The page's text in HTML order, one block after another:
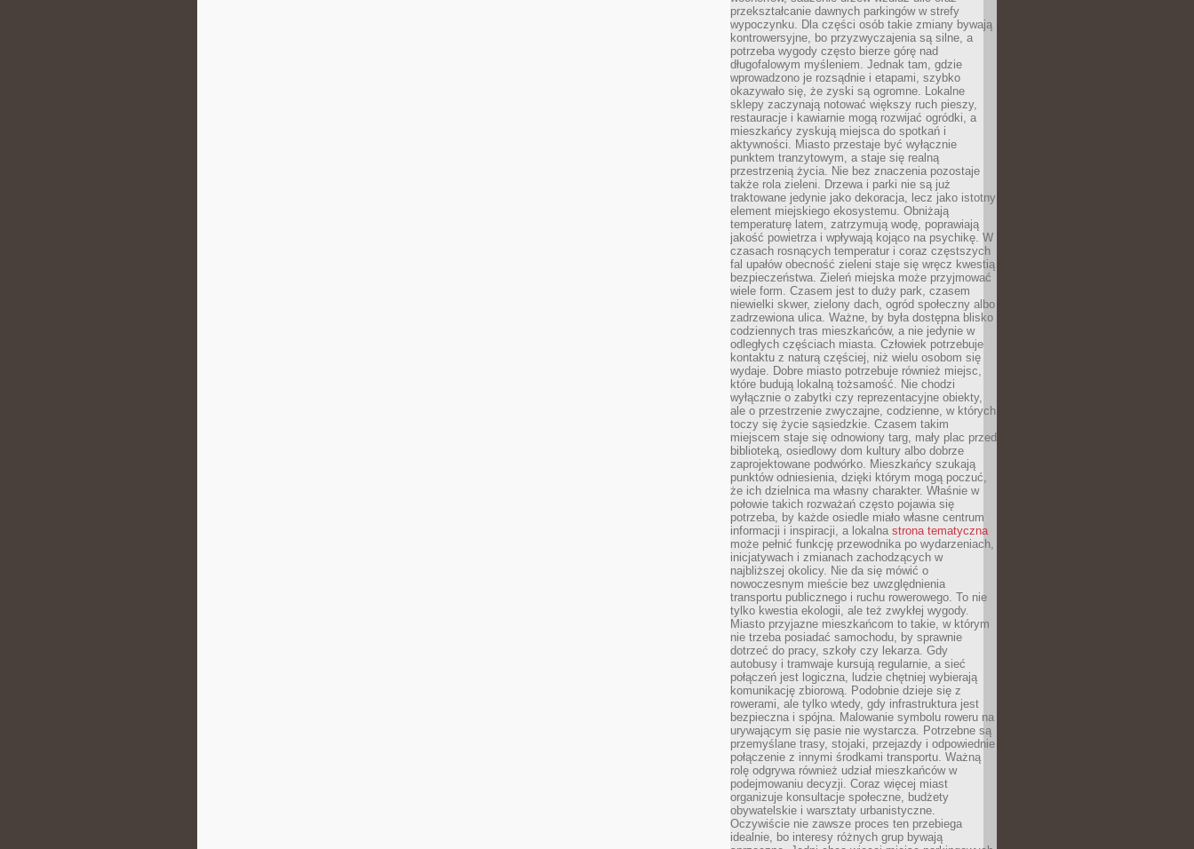
przekształcanie dawnych parkingów w strefy
wypoczynku. Dla części osób takie zmiany bywają
kontrowersyjne, bo przyzwyczajenia są silne, a
potrzeba wygody często bierze górę nad
długofalowym myśleniem. Jednak tam, gdzie
wprowadzono je rozsądnie i etapami, szybko
okazywało się, że zyski są ogromne. Lokalne
sklepy zaczynają notować większy ruch pieszy,
restauracje i kawiarnie mogą rozwijać ogródki, a
mieszkańcy zyskują miejsca do spotkań i
aktywności. Miasto przestaje być wyłącznie
punktem tranzytowym, a staje się realną
przestrzenią życia. Nie bez znaczenia pozostaje
także rola zieleni. Drzewa i parki nie są już
traktowane jedynie jako dekoracja, lecz jako istotny
element miejskiego ekosystemu. Obniżają
temperaturę latem, zatrzymują wodę, poprawiają
jakość powietrza i wpływają kojąco na psychikę. W
czasach rosnących temperatur i coraz częstszych
fal upałów obecność zieleni staje się wręcz kwestią
bezpieczeństwa. Zieleń miejska może przyjmować
wiele form. Czasem jest to duży park, czasem
niewielki skwer, zielony dach, ogród społeczny albo
zadrzewiona ulica. Ważne, by była dostępna blisko
codziennych tras mieszkańców, a nie jedynie w
odległych częściach miasta. Człowiek potrzebuje
kontaktu z naturą częściej, niż wielu osobom się
wydaje. Dobre miasto potrzebuje również miejsc,
które budują lokalną tożsamość. Nie chodzi
wyłącznie o zabytki czy reprezentacyjne obiekty,
ale o przestrzenie zwyczajne, codzienne, w których
toczy się życie sąsiedzkie. Czasem takim
miejscem staje się odnowiony targ, mały plac przed
biblioteką, osiedlowy dom kultury albo dobrze
zaprojektowane podwórko. Mieszkańcy szukają
punktów odniesienia, dzięki którym mogą poczuć,
że ich dzielnica ma własny charakter. Właśnie w
połowie takich rozważań często pojawia się
potrzeba, by każde osiedle miało własne centrum
informacji i inspiracji, a lokalna strona tematyczna
może pełnić funkcję przewodnika po wydarzeniach,
inicjatywach i zmianach zachodzących w
najbliższej okolicy. Nie da się mówić o
nowoczesnym mieście bez uwzględnienia
transportu publicznego i ruchu rowerowego. To nie
tylko kwestia ekologii, ale też zwykłej wygody.
Miasto przyjazne mieszkańcom to takie, w którym
nie trzeba posiadać samochodu, by sprawnie
dotrzeć do pracy, szkoły czy lekarza. Gdy
autobusy i tramwaje kursują regularnie, a sieć
połączeń jest logiczna, ludzie chętniej wybierają
komunikację zbiorową. Podobnie dzieje się z
rowerami, ale tylko wtedy, gdy infrastruktura jest
bezpieczna i spójna. Malowanie symbolu roweru na
urywającym się pasie nie wystarcza. Potrzebne są
przemyślane trasy, stojaki, przejazdy i odpowiednie
połączenie z innymi środkami transportu. Ważną
rolę odgrywa również udział mieszkańców w
podejmowaniu decyzji. Coraz więcej miast
organizuje konsultacje społeczne, budżety
obywatelskie i warsztaty urbanistyczne.
Oczywiście nie zawsze proces ten przebiega
idealnie, bo interesy różnych grup bywają